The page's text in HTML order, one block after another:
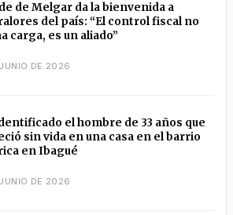
de Melgar da la bienvenida a
del país: “El control fiscal no
carga, es un aliado”
DE 2026
el hombre de 33 años que
sin vida en una casa en el barrio
en Ibagué
DE 2026